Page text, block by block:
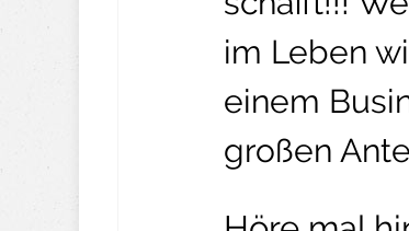
im Leben
einem
großen